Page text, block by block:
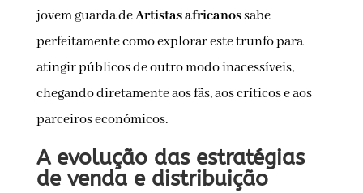
jovem guarda deArtistas africanossabe
perfeitamente como explorar este trunfo para
atingir públicos de outro modo inacessíveis,
chegando diretamente aos fãs, aos críticos e aos
parceiros económicos.
A evolução das estratégias
de venda e distribuição